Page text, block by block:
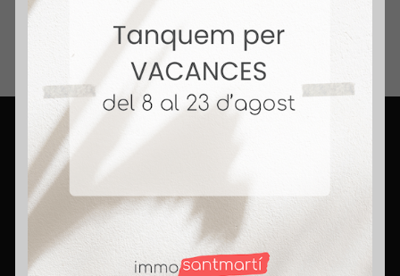
+ 14 Años Vendiendo Hogares. Honestidad,
compromiso y pasión. Rompemos mitos,